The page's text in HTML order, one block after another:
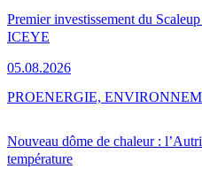
Premier investissement du
ICEYE
05.08.2026
Nouveau dôme de chaleur :
température
PROENERGIE,